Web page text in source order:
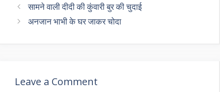
सामने वाली दीदी की कुंवारी बुर की चुदाई
अनजान भाभी के घर जाकर चोदा
Leave a Comment